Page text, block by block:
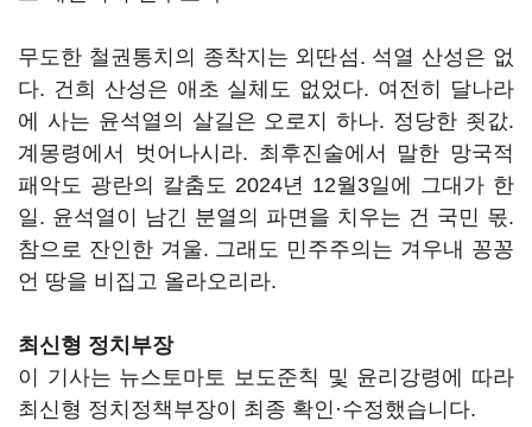
무도한 철권통치의 종착지는 외딴섬. 석열 산성은 없
다. 건희 산성은 애초 실체도 없었다. 여전히 달나라
에 사는 윤석열의 살길은 오로지 하나. 정당한 죗값.
계몽령에서 벗어나시라. 최후진술에서 말한 망국적
패악도 광란의 칼춤도 2024년 12월3일에 그대가 한
일. 윤석열이 남긴 분열의 파면을 치우는 건 국민 몫.
참으로 잔인한 겨울. 그래도 민주주의는 겨우내 꽁꽁
언 땅을 비집고 올라오리라.
최신형 정치부장
이 기사는 뉴스토마토 보도준칙 및 윤리강령에 따라
최신형 정치정책부장이 최종 확인·수정했습니다.